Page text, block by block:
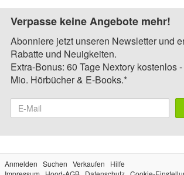
Verpasse keine Angebote mehr!
Abonniere jetzt unseren Newsletter und
Rabatte und Neuigkeiten.
Extra-Bonus: 60 Tage Nextory kostenlos
Mio. Hörbücher & E-Books.*
Anmelden Suchen Verkaufen
Hilfe